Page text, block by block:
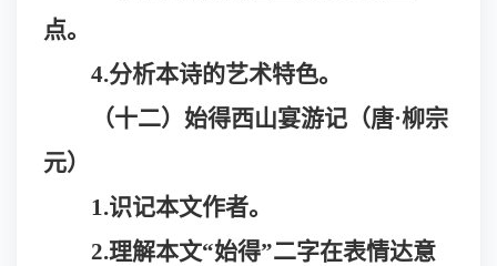
点。
4.分析本诗的艺术特色。
（十二）始得西山宴游记（唐·柳宗
元）
1.识记本文作者。
2.理解本文“始得”二字在表情达意